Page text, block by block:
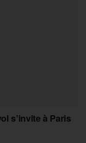
s’invite à Paris